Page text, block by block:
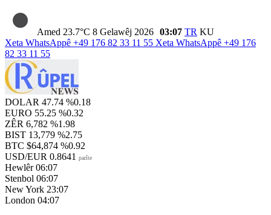
Amed 23.7°C 8 Gelawêj 2026 03:07 TR KU
Xeta WhatsAppê +49 176 82 33 11 55 Xeta WhatsAppê +49 176
82 33 11 55
DOLAR 47.74 %0.18
EURO 55.25 %0.32
ZÊR 6,782 %1.98
BIST 13,779 %2.75
BTC $64,874 %0.92
USD/EUR 0.8641 parîte
Hewlêr 06:07
Stenbol 06:07
New York 23:07
London 04:07